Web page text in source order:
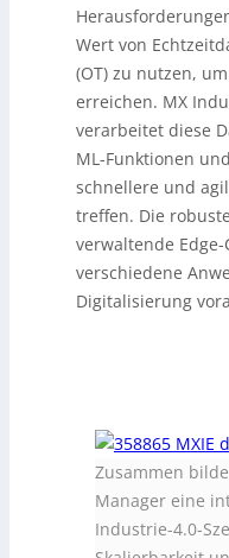
Wert von
(OT) zu nutzen,
erreichen. MX
verarbeitet diese
ML-Funktionen
schnellere und
treffen. Die
verwaltende
verschiedene
Digitalisierung
Zusammen
Manager eine
Industrie-4.0-